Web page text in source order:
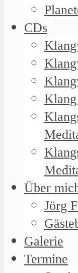
CDs
Über
Jörg
Galerie
Termine